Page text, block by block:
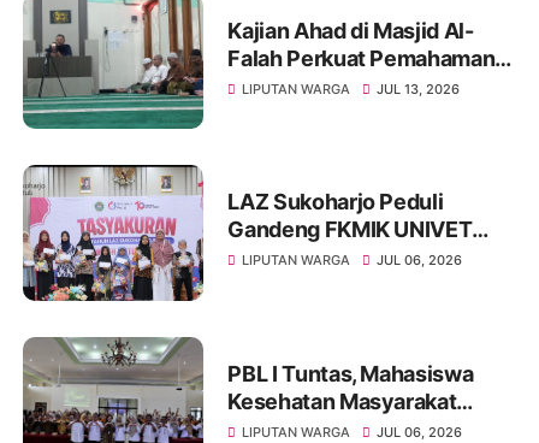
Kajian Ahad di Masjid Al-
Falah Perkuat Pemahaman
Sunnah dan Tingkatkan
LIPUTAN WARGA JUL 13, 2026
LAZ Sukoharjo Peduli
Gandeng FKMIK UNIVET
BANTARA Santuni Anak
LIPUTAN WARGA JUL 06, 2026
PBL I Tuntas, Mahasiswa
Kesehatan Masyarakat
UNIVET BANTARA Siap
LIPUTAN WARGA JUL 06, 2026